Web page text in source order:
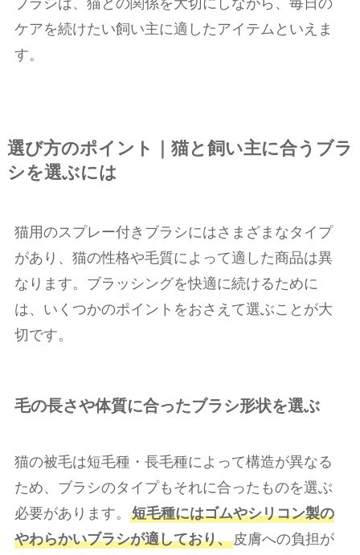
ケアを続けたい飼い主に適したアイテムといえま
す。
選び方のポイント｜猫と飼い主に合うブラ
シを選ぶには
猫用のスプレー付きブラシにはさまざまなタイプ
があり、猫の性格や毛質によって適した商品は異
なります。ブラッシングを快適に続けるために
は、いくつかのポイントをおさえて選ぶことが大
切です。
毛の長さや体質に合ったブラシ形状を選ぶ
猫の被毛は短毛種・長毛種によって構造が異なる
ため、ブラシのタイプもそれに合ったものを選ぶ
必要があります。 短毛種にはゴムやシリコン製の
やわらかいブラシが適しており、皮膚への負担が